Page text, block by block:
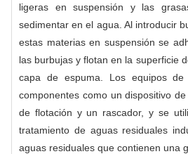
ligeras en suspensión y las
sedimentar en el agua. Al introducir
estas materias en suspensión se
las burbujas y flotan en la superficie
capa de espuma. Los equipos de
componentes como un dispositivo
de flotación y un rascador, y se
tratamiento de aguas residuales
aguas residuales que contienen una